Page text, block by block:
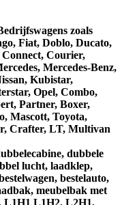
zoals
Fiat, Doblo, Ducato,
Courier,
Mercedes-Benz,
Kubistar,
Opel, Combo,
Partner, Boxer,
Mascott, Toyota,
Crafter, LT, Multivan
dubbele
lucht, laadklep,
bestelauto,
meubelbak met
L1H1 L1H2, L2H1,